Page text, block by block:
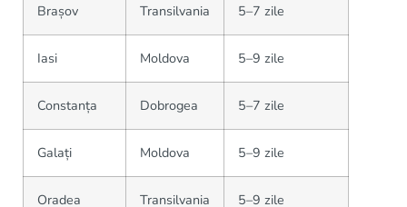
Brașov Transilvania 5–7 zile
Iasi Moldova 5–9 zile
Constanța Dobrogea 5–7 zile
Galați Moldova 5–9 zile
Oradea Transilvania 5–9 zile